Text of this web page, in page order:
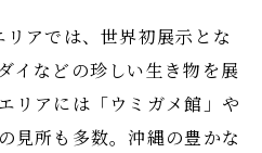
アでは、世界初展示とな
イなどの珍しい生き物を展
リアには「ウミガメ館」や
見所も多数。沖縄の豊かな